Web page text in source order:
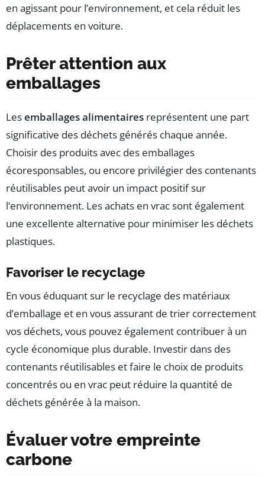
en agissant pour l’environnement, et cela réduit les
déplacements en voiture.
Prêter attention aux
emballages
Lesemballages alimentaires représentent une part
significative des déchets générés chaque année.
Choisir des produits avec des emballages
écoresponsables, ou encore privilégier des contenants
réutilisables peut avoir un impact positif sur
l’environnement. Les achats en vrac sont également
une excellente alternative pour minimiser les déchets
plastiques.
Favoriser le recyclage
En vous éduquant sur le recyclage des matériaux
d’emballage et en vous assurant de trier correctement
vos déchets, vous pouvez également contribuer à un
cycle économique plus durable. Investir dans des
contenants réutilisables et faire le choix de produits
concentrés ou en vrac peut réduire la quantité de
déchets générée à la maison.
Évaluer votre empreinte
carbone